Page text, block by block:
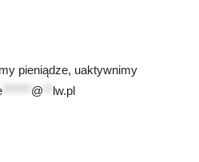
pieniądze, uaktywnimy
@ lw.pl